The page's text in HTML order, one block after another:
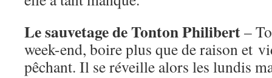
Le sauvetage de Tonton Philibert–
week-end, boire plus que de raison et
pêchant. Il se réveille alors les lundis